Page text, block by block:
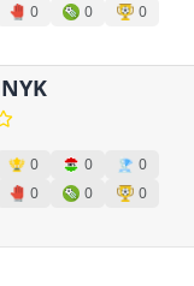
0 0
0
0 0
0
0 0
0